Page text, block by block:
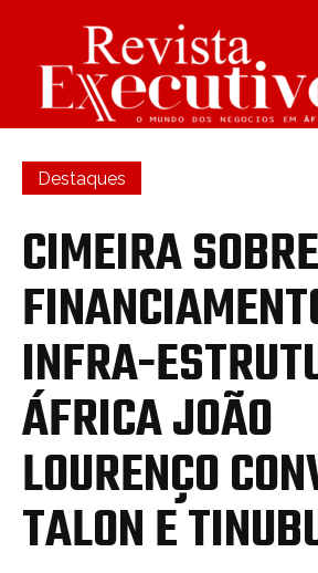
Destaques
CIMEIRA SOBRE
INFRA-
ÁFRICA JOÃO
LOURENÇO
TALON E